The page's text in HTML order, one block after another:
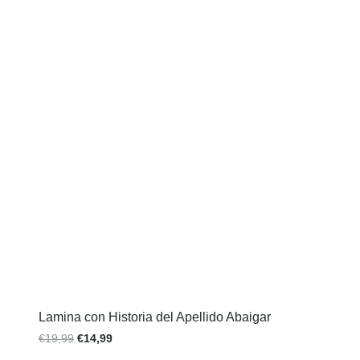
Lamina con Historia del Apellido Abaigar
€19,99 €14,99